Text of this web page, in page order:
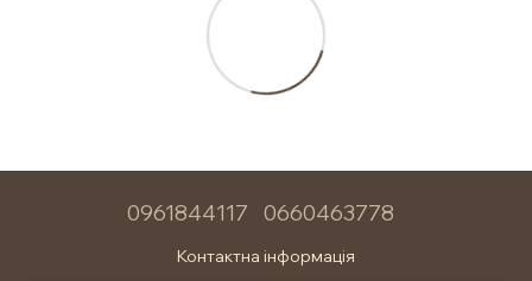
0961844117 0660463778
Контактна інформація